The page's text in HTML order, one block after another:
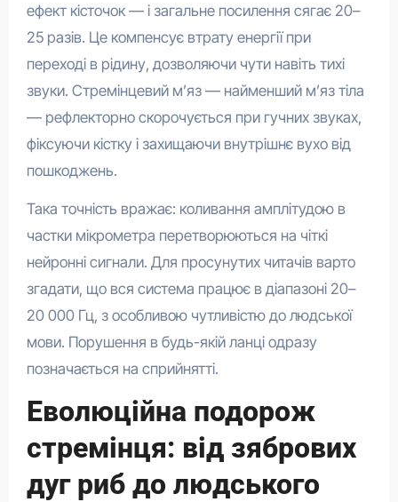
ефект кісточок — і загальне посилення сягає 20–
25 разів. Це компенсує втрату енергії при
переході в рідину, дозволяючи чути навіть тихі
звуки. Стремінцевий м’яз — найменший м’яз тіла
— рефлекторно скорочується при гучних звуках,
фіксуючи кістку і захищаючи внутрішнє вухо від
пошкоджень.
Така точність вражає: коливання амплітудою в
частки мікрометра перетворюються на чіткі
нейронні сигнали. Для просунутих читачів варто
згадати, що вся система працює в діапазоні 20–
20 000 Гц, з особливою чутливістю до людської
мови. Порушення в будь-якій ланці одразу
позначається на сприйнятті.
Еволюційна подорож
стремінця: від зябрових
дуг риб до людського